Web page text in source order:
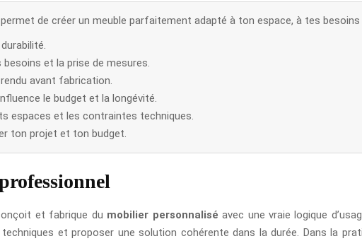
de créer un meuble parfaitement adapté à ton espace, à tes
et la prise de mesures.
avant fabrication.
le budget et la longévité.
espaces et les contraintes techniques.
ton projet et ton budget.
et fabrique du mobilier personnalisé avec une vraie logique
et proposer une solution cohérente dans la durée. Dans la